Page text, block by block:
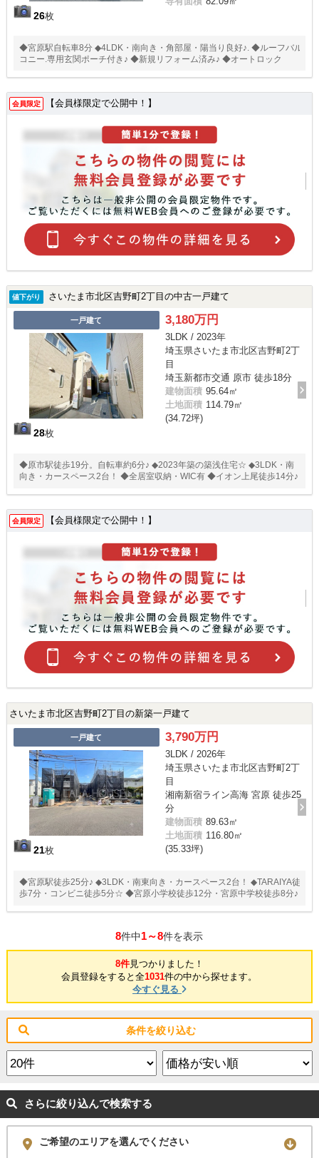
26枚
◆宮原駅自転車8分 ◆4LDK・南向き・角部屋・陽当り良好♪. ◆ルーフバル
コニー.専用玄関ポーチ付き♪ ◆新規リフォーム済み♪ ◆オートロック
会員限定 【会員様限定で公開中！】
値下がり さいたま市北区吉野町2丁目の中古一戸建て
一戸建て
28枚
3,180万円
3LDK / 2023年
埼玉県さいたま市北区吉野町2丁
目
埼玉新都市交通 原市 徒歩18分
建物面積 95.64㎡
土地面積 114.79㎡
(34.72坪)
◆原市駅徒歩19分。自転車約6分♪ ◆2023年築の築浅住宅☆ ◆3LDK・南
向き・カースペース2台！ ◆全居室収納・WIC有 ◆イオン上尾徒歩14分♪
会員限定 【会員様限定で公開中！】
さいたま市北区吉野町2丁目の新築一戸建て
一戸建て
21枚
3,790万円
3LDK / 2026年
埼玉県さいたま市北区吉野町2丁
目
湘南新宿ライン高海 宮原 徒歩25
分
建物面積 89.63㎡
土地面積 116.80㎡
(35.33坪)
◆宮原駅徒歩25分♪ ◆3LDK・南東向き・カースペース2台！ ◆TARAIYA徒
歩7分・コンビニ徒歩5分☆ ◆宮原小学校徒歩12分・宮原中学校徒歩8分♪
8件中1～8件を表示
8件見つかりました！
会員登録をすると全1031件の中から探せます。
今すぐ見る
条件を絞り込む
さらに絞り込んで検索する
ご希望のエリアを選んでください